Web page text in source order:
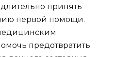
принять
первой помощи.
предотвратить